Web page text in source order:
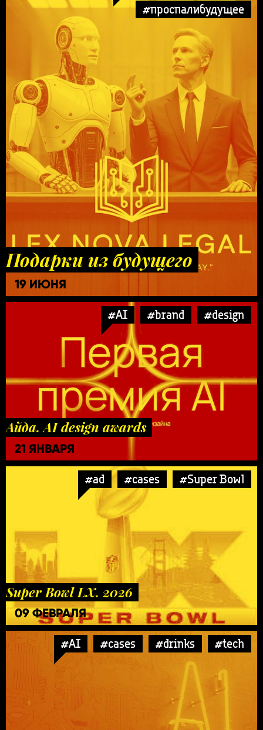
#проспалибудущее
Подарки из будущего
19 ИЮНЯ
#AI #brand #design
Айда. AI design awards
21 ЯНВАРЯ
#ad #cases #Super Bowl
Super Bowl LX. 2026
09 ФЕВРАЛЯ
#AI #cases #drinks #tech